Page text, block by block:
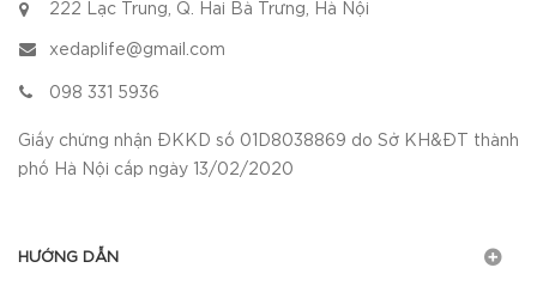
222 Lạc Trung, Q. Hai Bà Trưng, Hà Nội
xedaplife@gmail.com
098 331 5936
Giấy chứng nhận ĐKKD số 01D8038869 do Sở KH&ĐT thành
phố Hà Nội cấp ngày 13/02/2020
HƯỚNG DẪN